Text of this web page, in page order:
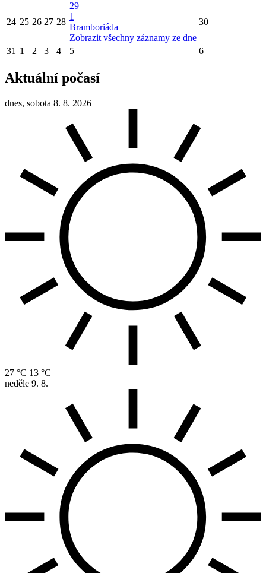
24 25 26 27 28
29
1
Bramboriáda
Zobrazit všechny záznamy ze dne
30
31 1 2 3 4 5 6
Aktuální počasí
dnes, sobota 8. 8. 2026
27 °C 13 °C
neděle 9. 8.